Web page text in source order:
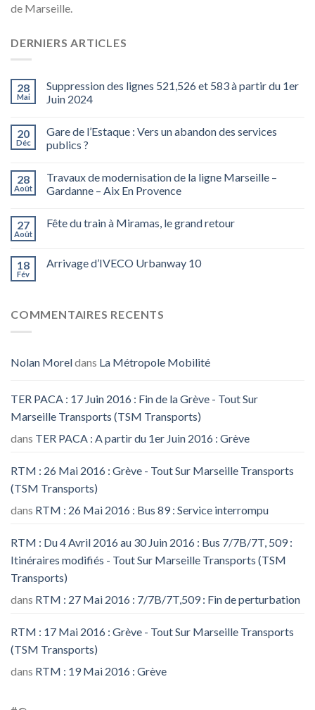
de Marseille.
DERNIERS ARTICLES
28
Mai
Suppression des lignes 521,526 et 583 à partir du 1er
Juin 2024
20
Déc
Gare de l’Estaque : Vers un abandon des services
publics ?
28
Août
Travaux de modernisation de la ligne Marseille –
Gardanne – Aix En Provence
27
Août
Fête du train à Miramas, le grand retour
18
Fév
Arrivage d’IVECO Urbanway 10
COMMENTAIRES RECENTS
Nolan Moreldans La Métropole Mobilité
TER PACA : 17 Juin 2016 : Fin de la Grève - Tout Sur
Marseille Transports (TSM Transports)
dans TER PACA : A partir du 1er Juin 2016 : Grève
RTM : 26 Mai 2016 : Grève - Tout Sur Marseille Transports
(TSM Transports)
dans RTM : 26 Mai 2016 : Bus 89 : Service interrompu
RTM : Du 4 Avril 2016 au 30 Juin 2016 : Bus 7/7B/7T, 509 :
Itinéraires modifiés - Tout Sur Marseille Transports (TSM
Transports)
dans RTM : 27 Mai 2016 : 7/7B/7T,509 : Fin de perturbation
RTM : 17 Mai 2016 : Grève - Tout Sur Marseille Transports
(TSM Transports)
dans RTM : 19 Mai 2016 : Grève